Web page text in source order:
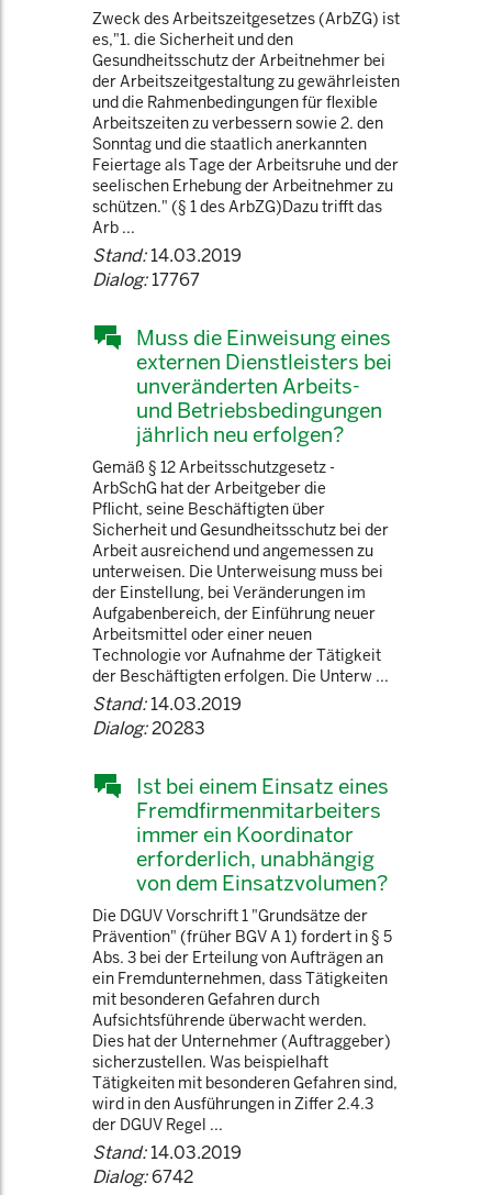
Zweck des Arbeitszeitgesetzes (ArbZG) ist
es,"1. die Sicherheit und den
Gesundheitsschutz der Arbeitnehmer bei
der Arbeitszeitgestaltung zu gewährleisten
und die Rahmenbedingungen für flexible
Arbeitszeiten zu verbessern sowie 2. den
Sonntag und die staatlich anerkannten
Feiertage als Tage der Arbeitsruhe und der
seelischen Erhebung der Arbeitnehmer zu
schützen." (§ 1 des ArbZG)Dazu trifft das
Arb ...
Stand:14.03.2019
Dialog:17767
Muss die Einweisung eines
externen Dienstleisters bei
unveränderten Arbeits-
und Betriebsbedingungen
jährlich neu erfolgen?
Gemäß § 12 Arbeitsschutzgesetz -
ArbSchG hat der Arbeitgeber die
Pflicht, seine Beschäftigten über
Sicherheit und Gesundheitsschutz bei der
Arbeit ausreichend und angemessen zu
unterweisen. Die Unterweisung muss bei
der Einstellung, bei Veränderungen im
Aufgabenbereich, der Einführung neuer
Arbeitsmittel oder einer neuen
Technologie vor Aufnahme der Tätigkeit
der Beschäftigten erfolgen. Die Unterw ...
Stand:14.03.2019
Dialog:20283
Ist bei einem Einsatz eines
Fremdfirmenmitarbeiters
immer ein Koordinator
erforderlich, unabhängig
von dem Einsatzvolumen?
Die DGUV Vorschrift 1 "Grundsätze der
Prävention" (früher BGV A 1) fordert in § 5
Abs. 3 bei der Erteilung von Aufträgen an
ein Fremdunternehmen, dass Tätigkeiten
mit besonderen Gefahren durch
Aufsichtsführende überwacht werden.
Dies hat der Unternehmer (Auftraggeber)
sicherzustellen. Was beispielhaft
Tätigkeiten mit besonderen Gefahren sind,
wird in den Ausführungen in Ziffer 2.4.3
der DGUV Regel ...
Stand:14.03.2019
Dialog:6742